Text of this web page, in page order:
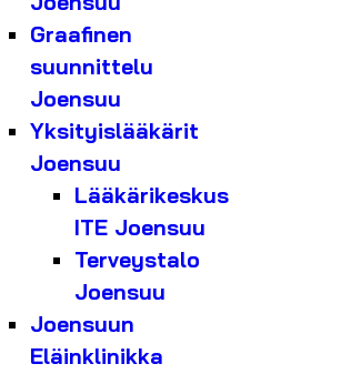
Graafinen
suunnittelu
Joensuu
Yksityislääkärit
Joensuu
Lääkärikeskus
ITE Joensuu
Terveystalo
Joensuu
Joensuun
Eläinklinikka